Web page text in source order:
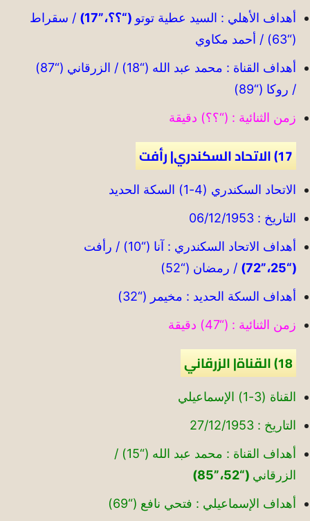
أهداف الأهلي : السيد عطية توتو (“؟؟،”17)
/ سقراط
(“63) / أحمد مكاوي
أهداف القناة : محمد عبد الله (“18) / الزرقاني (“87)
/ روكا (“89)
زمن الثنائية : (“؟؟) دقيقة
17) الاتحاد السكندري| رأفت
الاتحاد السكندري (4-1) السكة الحديد
التاريخ : 06/12/1953
أهداف الاتحاد السكندري : آنا (“10) / رأفت
(“25،”72)
/ رمضان (“52)
أهداف السكة الحديد : مخيمر (“32)
زمن الثنائية : (“47) دقيقة
18) القناة| الزرقاني
القناة (3-1) الإسماعيلي
التاريخ : 27/12/1953
أهداف القناة : محمد عبد الله (“15) /
الزرقاني (“52،”85)
أهداف الإسماعيلي : فتحي نافع (“69)